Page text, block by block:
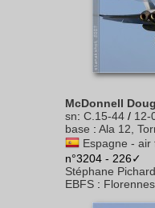
McDonnell
sn: C.15-44 / 12-
base : Ala 12,
Espagne - air
n°3204 - 226✓
Stéphane Pichard
EBFS :